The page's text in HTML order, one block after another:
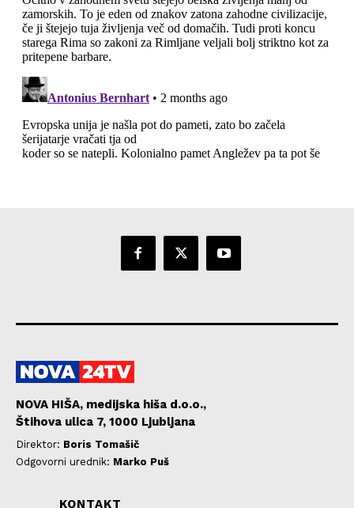
NOVA HIŠA, medijska hiša d.o.o.,
Štihova ulica 7, 1000 Ljubljana
Direktor: Boris Tomašič
Odgovorni urednik: Marko Puš
KONTAKT